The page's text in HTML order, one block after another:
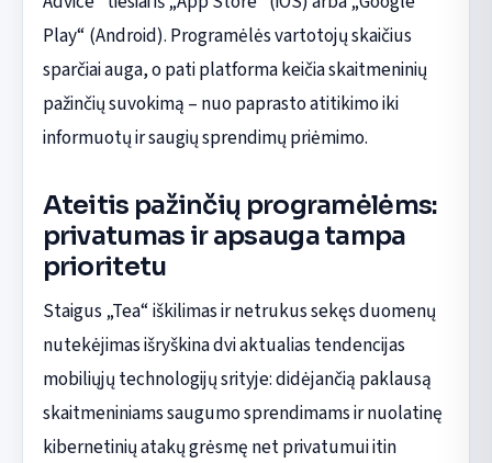
Play“ (Android). Programėlės vartotojų skaičius
sparčiai auga, o pati platforma keičia skaitmeninių
pažinčių suvokimą – nuo paprasto atitikimo iki
informuotų ir saugių sprendimų priėmimo.
Ateitis pažinčių programėlėms:
privatumas ir apsauga tampa
prioritetu
Staigus „Tea“ iškilimas ir netrukus sekęs duomenų
nutekėjimas išryškina dvi aktualias tendencijas
mobiliųjų technologijų srityje: didėjančią paklausą
skaitmeniniams saugumo sprendimams ir nuolatinę
kibernetinių atakų grėsmę net privatumui itin